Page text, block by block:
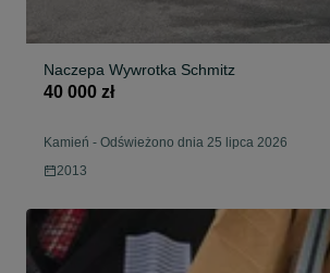
Naczepa Wywrotka Schmitz
40 000 zł
Kamień - Odświeżono dnia 25 lipca 2026
2013